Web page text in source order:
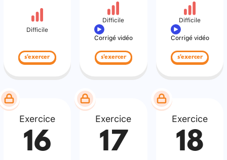
Difficile
s'exercer
Difficile
Corrigé vidéo
s'exercer
Difficile
Corrigé vidéo
s'exercer
Exercice
16
Exercice
17
Exercice
18